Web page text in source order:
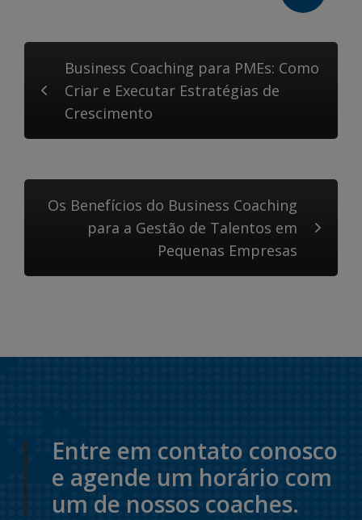
Business Coaching para PMEs: Como
Criar e Executar Estratégias de
Crescimento
Os Benefícios do Business Coaching
para a Gestão de Talentos em
Pequenas Empresas
Entre em contato conosco
e agende um horário com
um de nossos coaches.